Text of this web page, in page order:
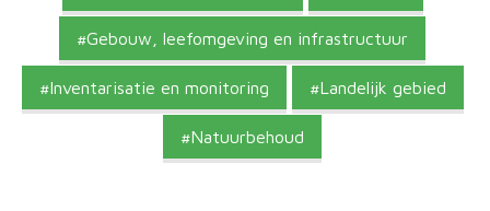
Gebouw, leefomgeving en infrastructuur
Inventarisatie en monitoring Landelijk gebied
Natuurbehoud